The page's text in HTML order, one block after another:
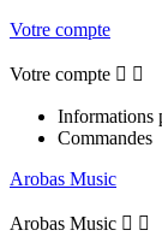
Votre compte
Votre compte  
Informations
Commandes
Arobas Music
Arobas Music  